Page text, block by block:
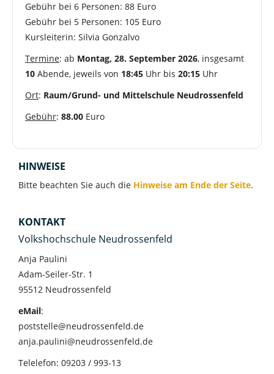
Gebühr bei 6 Personen: 88 Euro
Gebühr bei 5 Personen: 105 Euro
Kursleiterin: Silvia Gonzalvo
Termine: ab Montag, 28. September 2026, insgesamt
10 Abende, jeweils von 18:45 Uhr bis 20:15 Uhr
Ort: Raum/Grund- und Mittelschule Neudrossenfeld
Gebühr: 88.00 Euro
HINWEISE
Bitte beachten Sie auch die Hinweise am Ende der Seite.
KONTAKT
Volkshochschule Neudrossenfeld
Anja Paulini
Adam-Seiler-Str. 1
95512 Neudrossenfeld
eMail:
poststelle@neudrossenfeld.de
anja.paulini@neudrossenfeld.de
Telelefon: 09203 / 993-13